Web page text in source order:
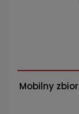
Mobilny